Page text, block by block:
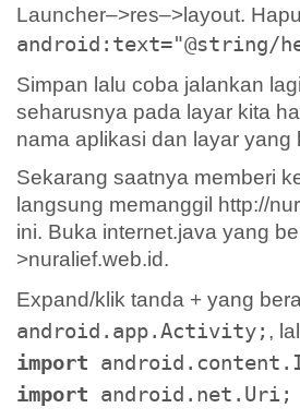
Launcher–>res–>layout.
android:text="@string/
Simpan lalu coba jalankan
seharusnya pada layar kita
nama aplikasi dan layar
Sekarang saatnya memberi
langsung memanggil http://
ini. Buka internet.java yang
>nuralief.web.id.
Expand/klik tanda + yang
android.app.Activity; ,
import
import android.net.Uri;